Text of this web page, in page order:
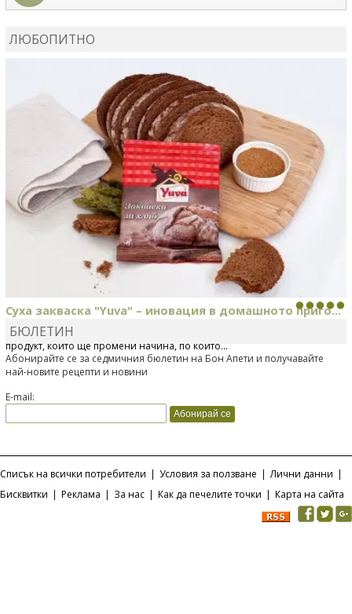
ЛЮБОПИТНО
Суха закваска "Yuva" – иновация в домашното приго...
Отскоро Лесафр България стартира предлагането на изцяло нов
продукт, който ще промени начина, по който...
БЮЛЕТИН
Абонирайте се за седмичния бюлетин на Бон Апети и получавайте
най-новите рецепти и новини
E-mail:
Списък на всички потребители | Условия за ползване | Лични данни |
Бисквитки | Реклама | За нас | Как да печелите точки | Карта на сайта